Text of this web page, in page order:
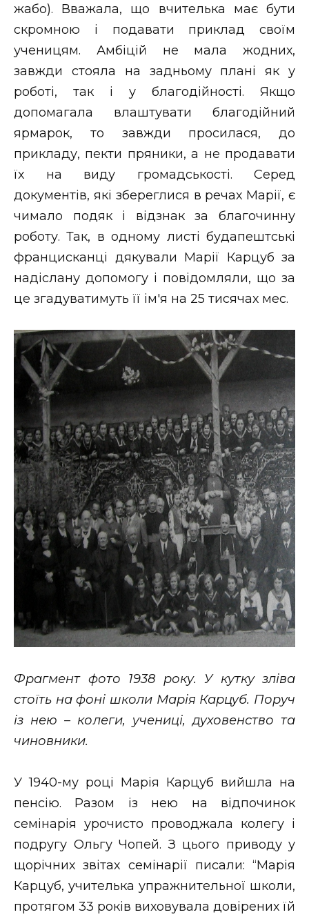
жабо). Вважала, що вчителька має бути
скромною і подавати приклад своїм
ученицям. Амбіцій не мала жодних,
завжди стояла на задньому плані як у
роботі, так і у благодійності. Якщо
допомагала влаштувати благодійний
ярмарок, то завжди просилася, до
прикладу, пекти пряники, а не продавати
їх на виду громадськості. Серед
документів, які збереглися в речах Марії, є
чимало подяк і відзнак за благочинну
роботу. Так, в одному листі будапештські
францисканці дякували Марії Карцуб за
надіслану допомогу і повідомляли, що за
це згадуватимуть її ім'я на 25 тисячах мес.
Фрагмент фото 1938 року. У кутку зліва
стоїть на фоні школи Марія Карцуб. Поруч
із нею – колеги, учениці, духовенство та
чиновники.
У 1940-му році Марія Карцуб вийшла на
пенсію. Разом із нею на відпочинок
семінарія урочисто проводжала колегу і
подругу Ольгу Чопей. З цього приводу у
щорічних звітах семінарії писали: “Марія
Карцуб, учителька упражнительної школи,
протягом 33 років виховувала довірених їй